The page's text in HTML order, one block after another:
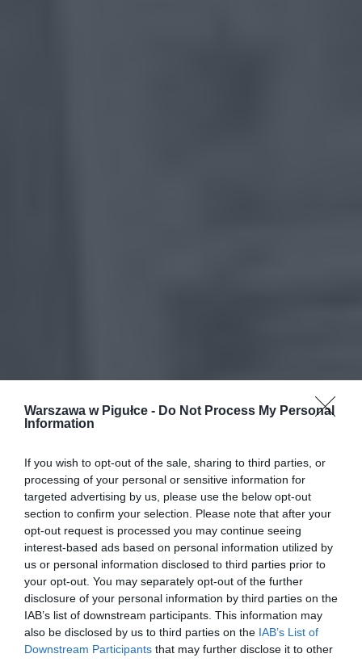
Warszawa w Pigułce - Do Not Process My Personal
Information
If you wish to opt-out of the sale, sharing to third parties, or
processing of your personal or sensitive information for
targeted advertising by us, please use the below opt-out
section to confirm your selection. Please note that after your
opt-out request is processed you may continue seeing
interest-based ads based on personal information utilized by
us or personal information disclosed to third parties prior to
your opt-out. You may separately opt-out of the further
disclosure of your personal information by third parties on the
IAB’s list of downstream participants. This information may
also be disclosed by us to third parties on the IAB’s List of
Downstream Participants that may further disclose it to other